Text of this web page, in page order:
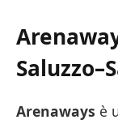
Arenaways è